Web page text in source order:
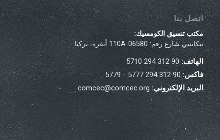
اتصل بنا
مكتب تنسيق الكومسيك:
نيكاتيبي شارع رقم: 110A-06580 أنقرة، تركيا
الهاتف:90 312 294 5710
فاكس:90 312 294 5777 - 5779
البريد الإلكتروني: comcec@comcec.org